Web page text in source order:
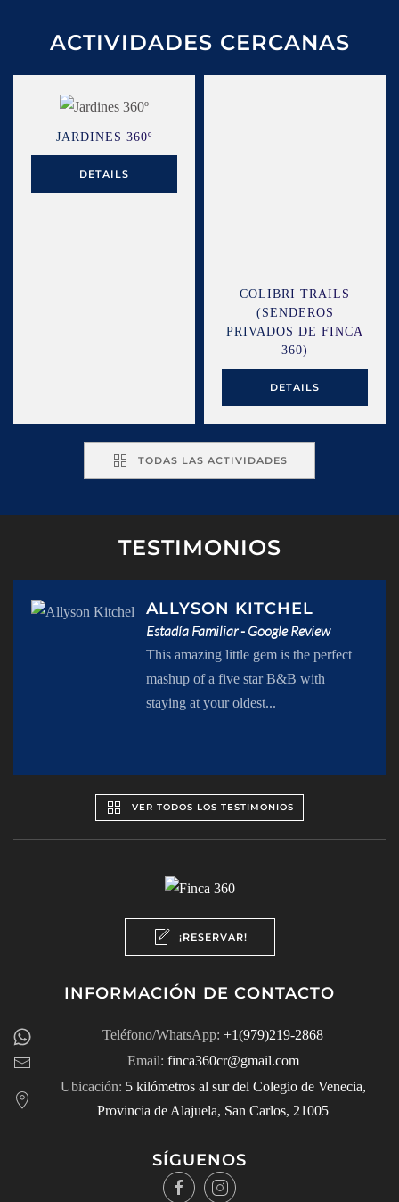
ACTIVIDADES CERCANAS
JARDINES 360º
DETAILS
COLIBRI TRAILS
(SENDEROS
PRIVADOS DE FINCA
360)
DETAILS
TODAS LAS ACTIVIDADES
TESTIMONIOS
ALLYSON KITCHEL
Estadía Familiar - Google Review
This amazing little gem is the perfect
mashup of a five star B&B with
staying at your oldest...
VER TODOS LOS TESTIMONIOS
¡RESERVAR!
INFORMACIÓN DE CONTACTO
Teléfono/WhatsApp: +1(979)219-2868
Email: finca360cr@gmail.com
Ubicación: 5 kilómetros al sur del Colegio de Venecia,
Provincia de Alajuela, San Carlos, 21005
SÍGUENOS